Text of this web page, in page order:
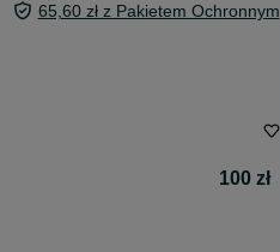
65,60 zł z Pakietem Ochronnym
100 zł